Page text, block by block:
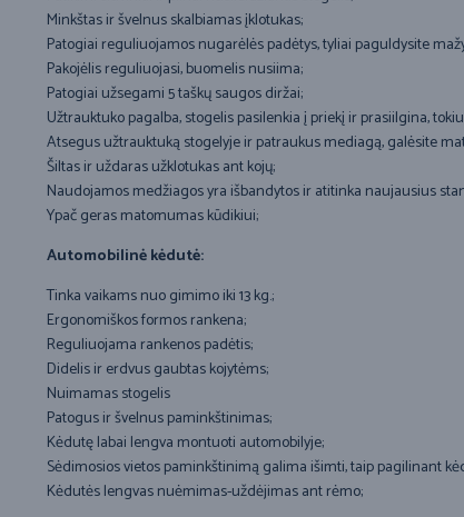
Minkštas ir švelnus skalbiamas įklotukas;
Patogiai reguliuojamos nugarėlės padėtys, tyliai paguldysite
Pakojėlis reguliuojasi, buomelis nusiima;
Patogiai užsegami 5 taškų saugos diržai;
Užtrauktuko pagalba, stogelis pasilenkia į priekį ir prasiilgina,
Atsegus užtrauktuką stogelyje ir patraukus mediagą, galėsite
Šiltas ir uždaras užklotukas ant kojų;
Naudojamos medžiagos yra išbandytos ir atitinka naujausius
Ypač geras matomumas kūdikiui;
Automobilinė kėdutė:
Tinka vaikams nuo gimimo iki 13 kg.;
Ergonomiškos formos rankena;
Reguliuojama rankenos padėtis;
Didelis ir erdvus gaubtas kojytėms;
Nuimamas stogelis
Patogus ir švelnus paminkštinimas;
Kėdutę labai lengva montuoti automobilyje;
Sėdimosios vietos paminkštinimą galima išimti, taip pagilinant
Kėdutės lengvas nuėmimas-uždėjimas ant rėmo;